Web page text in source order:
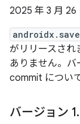
2025 年 3 月 26
がリリースされ
ありません。バ
commit につい
バージョン 1.